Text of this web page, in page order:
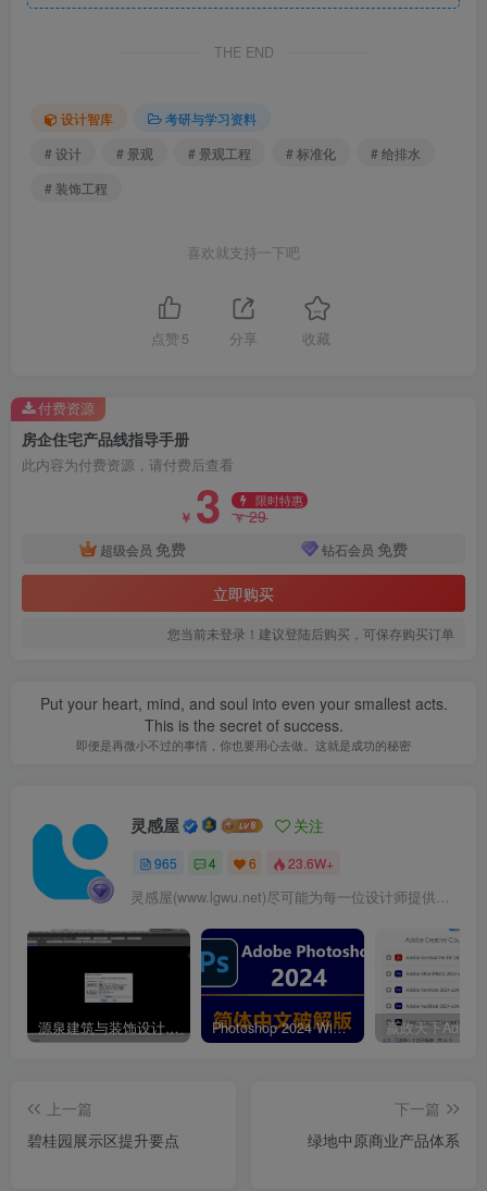
车行做法指标表.png
护窗栏杆.png
THE END
设计智库
考研与学习资料
# 设计
# 景观 # 景观工程 # 标准化
# 给排水
# 装饰工程
喜欢就支持一下吧
点赞 5 分享 收藏
房企住宅产品线指导手册
此内容为付费资源，请付费后查看
￥ 3 限时特惠
￥29
超级会员 免费 钻石会员 免费
立即购买
您当前未登录！建议登陆后购买，可保存购买订单
付费资源
Put your heart, mind, and soul into even your smallest acts.
This is the secret of success.
即便是再微小不过的事情，你也要用心去做。这就是成功的秘密
灵感屋 关注
965 4 6 23.6W+
源泉建筑与装饰设计CAD插件工具箱（YQArch 6.7.4） Photoshop 2024 Win|Mac 简体中文破解版安装包下载及安装教程
上一篇
碧桂园展示区提升要点
下一篇
绿地中原商业产品体系